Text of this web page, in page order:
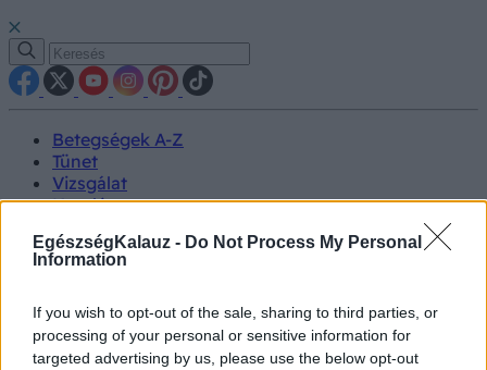
EgészségKalauz - Do Not Process My Personal
Information
If you wish to opt-out of the sale, sharing to third parties, or
processing of your personal or sensitive information for
targeted advertising by us, please use the below opt-out
Betegségek A-Z
Tünet
Vizsgálat
Kezelés
Kutatás
Prevenció
Videók
Kisállatok egészsége